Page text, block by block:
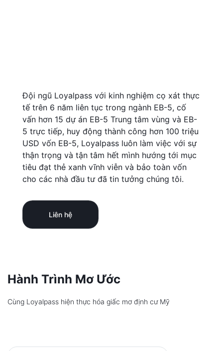
Đội ngũ Loyalpass với kinh nghiệm cọ xát thực
tế trên 6 năm liên tục trong ngành EB-5, cố
vấn hơn 15 dự án EB-5 Trung tâm vùng và EB-
5 trực tiếp, huy động thành công hơn 100 triệu
USD vốn EB-5, Loyalpass luôn làm việc với sự
thận trọng và tận tâm hết mình hướng tới mục
tiêu đạt thẻ xanh vĩnh viễn và bảo toàn vốn
cho các nhà đầu tư đã tin tưởng chúng tôi.
Liên hệ
Hành Trình Mơ Ước
Cùng Loyalpass hiện thực hóa giấc mơ định cư Mỹ